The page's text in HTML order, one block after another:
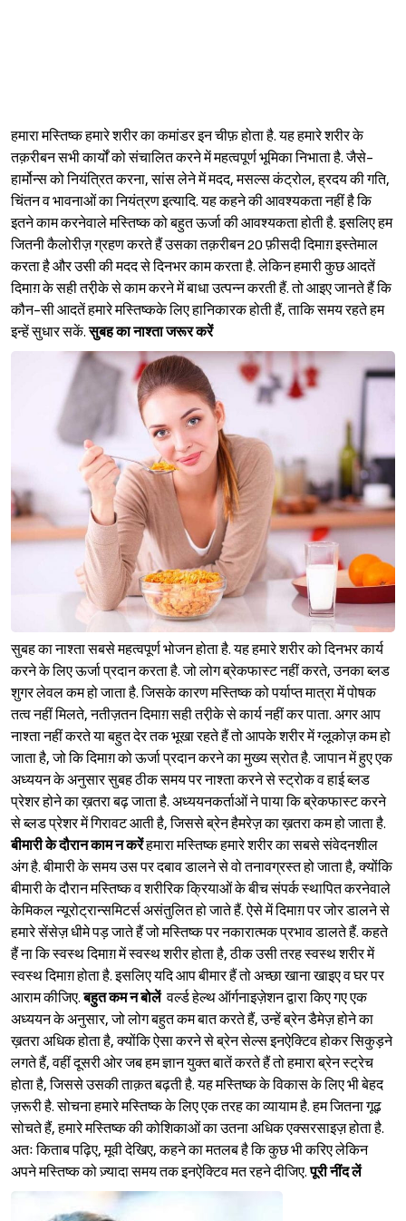
Sign in
हमारा मस्तिष्क हमारे शरीर का कमांडर इन चीफ़ होता है. यह हमारे शरीर के
तक़रीबन सभी कार्यों को संचालित करने में महत्वपूर्ण भूमिका निभाता है. जैसे-
हार्मोन्स को नियंत्रित करना, सांस लेने में मदद, मसल्स कंट्रोल, ह्रदय की गति,
चिंतन व भावनाओं का नियंत्रण इत्यादि. यह कहने की आवश्यकता नहीं है कि
इतने काम करनेवाले मस्तिष्क को बहुत ऊर्जा की आवश्यकता होती है. इसलिए हम
जितनी कैलोरीज़ ग्रहण करते हैं उसका तक़रीबन 20 फ़ीसदी दिमाग़ इस्तेमाल
करता है और उसी की मदद से दिनभर काम करता है. लेकिन हमारी कुछ आदतें
दिमाग़ के सही तरी़के से काम करने में बाधा उत्पन्न करती हैं. तो आइए जानते हैं कि
कौन-सी आदतें हमारे मस्तिष्कके लिए हानिकारक होती हैं, ताकि समय रहते हम
इन्हें सुधार सकें.सुबह का नाश्ता जरूर करें
सुबह का नाश्ता सबसे महत्वपूर्ण भोजन होता है. यह हमारे शरीर को दिनभर कार्य
करने के लिए ऊर्जा प्रदान करता है. जो लोग ब्रेकफास्ट नहीं करते, उनका ब्लड
शुगर लेवल कम हो जाता है. जिसके कारण मस्तिष्क को पर्याप्त मात्रा में पोषक
तत्व नहीं मिलते, नतीज़तन दिमाग़ सही तरी़के से कार्य नहीं कर पाता. अगर आप
नाश्ता नहीं करते या बहुत देर तक भूखा रहते हैं तो आपके शरीर में ग्लूकोज़ कम हो
जाता है, जो कि दिमाग़ को ऊर्जा प्रदान करने का मुख्य स्रोत है. जापान में हुए एक
अध्ययन के अनुसार सुबह ठीक समय पर नाश्ता करने से स्ट्रोक व हाई ब्लड
प्रेशर होने का ख़तरा बढ़ जाता है. अध्ययनकर्ताओं ने पाया कि ब्रेकफास्ट करने
से ब्लड प्रेशर में गिरावट आती है, जिससे ब्रेन हैमरेज़ का ख़तरा कम हो जाता है.
बीमारी के दौरान काम न करेंहमारा मस्तिष्क हमारे शरीर का सबसे संवेदनशील
अंग है. बीमारी के समय उस पर दबाव डालने से वो तनावग्रस्त हो जाता है, क्योंकि
बीमारी के दौरान मस्तिष्क व शरीरिक क्रियाओं के बीच संपर्क स्थापित करनेवाले
केमिकल न्यूरोट्रान्समिटर्स असंतुलित हो जाते हैं. ऐसे में दिमाग़ पर जोर डालने से
हमारे सेंसेज़ धीमे पड़ जाते हैं जो मस्तिष्क पर नकारात्मक प्रभाव डालते हैं. कहते
हैं ना कि स्वस्थ दिमाग़ में स्वस्थ शरीर होता है, ठीक उसी तरह स्वस्थ शरीर में
स्वस्थ दिमाग़ होता है. इसलिए यदि आप बीमार हैं तो अच्छा खाना खाइए व घर पर
आराम कीजिए.बहुत कम न बोलें वर्ल्ड हेल्थ ऑर्गनाइज़ेशन द्वारा किए गए एक
अध्ययन के अनुसार, जो लोग बहुत कम बात करते हैं, उन्हें ब्रेन डैमेज़ होने का
ख़तरा अधिक होता है, क्योंकि ऐसा करने से ब्रेन सेल्स इनऐक्टिव होकर सिकुड़ने
लगते हैं, वहीं दूसरी ओर जब हम ज्ञान युक्त बातें करते हैं तो हमारा ब्रेन स्ट्रेच
होता है, जिससे उसकी ताक़त बढ़ती है. यह मस्तिष्क के विकास के लिए भी बेहद
ज़रूरी है. सोचना हमारे मस्तिष्क के लिए एक तरह का व्यायाम है. हम जितना गूढ़
सोचते हैं, हमारे मस्तिष्क की कोशिकाओं का उतना अधिक एक्सरसाइज़ होता है.
अतः किताब पढ़िए, मूवी देखिए, कहने का मतलब है कि कुछ भी करिए लेकिन
अपने मस्तिष्क को ज़्यादा समय तक इनऐक्टिव मत रहने दीजिए.पूरी नींद लें